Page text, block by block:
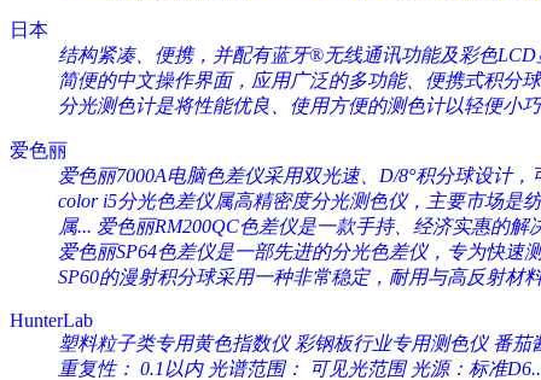
日本
结构紧凑、便携，并配有蓝牙®无线通讯功能及彩色LCD
简便的中文操作界面，应用广泛的多功能、便携式积分
分光测色计是将性能优良、使用方便的测色计以轻便小
爱色丽
爱色丽7000A电脑色差仪采用双光速、D/8°积分球设计，
color i5分光色差仪属高精密度分光测色仪，主要市场是
属... 爱色丽RM200QC色差仪是一款手持、经济实惠的解
爱色丽SP64色差仪是一部先进的分光色差仪，专为快速
SP60的漫射积分球采用一种非常稳定，耐用与高反射材料
HunterLab
塑料粒子类专用黄色指数仪 彩钢板行业专用测色仪 番茄
重复性： 0.1以内 光谱范围： 可见光范围 光源：标准